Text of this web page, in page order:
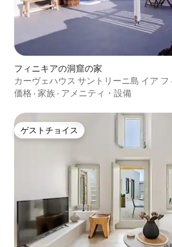
フィニキアの洞窟の家
カーヴェハウス サントリーニ島 イア フ
価格 · 家族 · アメニティ・設備
ゲストチョイス
ゲストチョイス